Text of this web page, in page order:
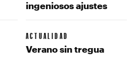
ingeniosos ajustes
ACTUALIDAD
Verano sin tregua